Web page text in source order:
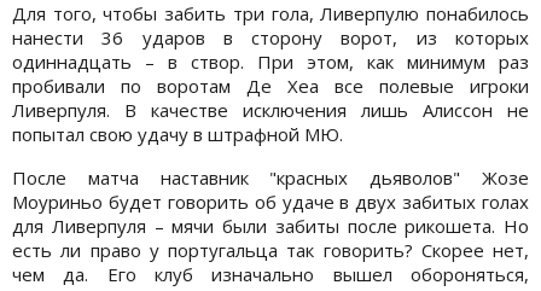
Для того, чтобы забить три гола, Ливерпулю понабилось
нанести 36 ударов в сторону ворот, из которых
одиннадцать – в створ. При этом, как минимум раз
пробивали по воротам Де Хеа все полевые игроки
Ливерпуля. В качестве исключения лишь Алиссон не
попытал свою удачу в штрафной МЮ.
После матча наставник "красных дьяволов" Жозе
Моуриньо будет говорить об удаче в двух забитых голах
для Ливерпуля – мячи были забиты после рикошета. Но
есть ли право у португальца так говорить? Скорее нет,
чем да. Его клуб изначально вышел обороняться,